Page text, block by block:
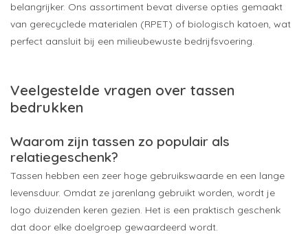
belangrijker. Ons assortiment bevat diverse opties gemaakt
van gerecyclede materialen (RPET) of biologisch katoen, wat
perfect aansluit bij een milieubewuste bedrijfsvoering.
Veelgestelde vragen over tassen
bedrukken
Waarom zijn tassen zo populair als
relatiegeschenk?
Tassen hebben een zeer hoge gebruikswaarde en een lange
levensduur. Omdat ze jarenlang gebruikt worden, wordt je
logo duizenden keren gezien. Het is een praktisch geschenk
dat door elke doelgroep gewaardeerd wordt.